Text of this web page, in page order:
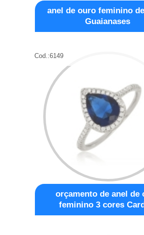
anel de ouro feminino
Guaianases
Cod.:6149
orçamento de anel de
feminino 3 cores